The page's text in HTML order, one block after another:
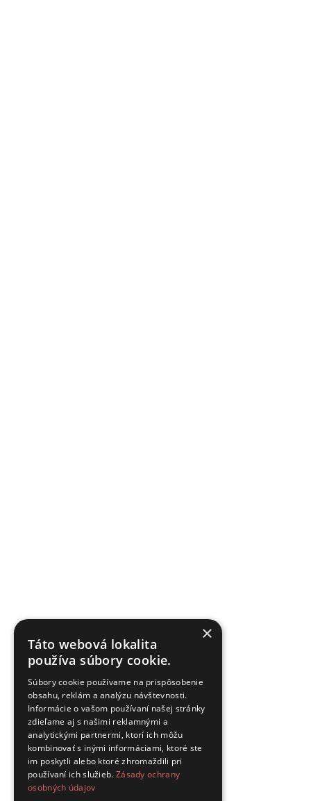
×
Táto webová lokalita
používa súbory cookie.
Súbory cookie používame na prispôsobenie
obsahu, reklám a analýzu návštevnosti.
Informácie o vašom používaní našej stránky
zdieľame aj s našimi reklamnými a
analytickými partnermi, ktorí ich môžu
kombinovať s inými informáciami, ktoré ste
im poskytli alebo ktoré zhromaždili pri
používaní ich služieb. Zásady ochrany
osobných údajov